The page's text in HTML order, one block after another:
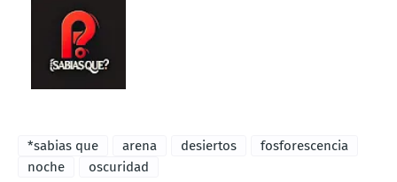
*sabias que arena desiertos
fosforescencia
noche
oscuridad